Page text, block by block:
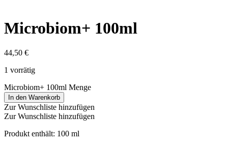
Microbiom+ 100ml
44,50 €
1 vorrätig
Microbiom+ 100ml Menge
In den Warenkorb
Zur Wunschliste hinzufügen
Zur Wunschliste hinzufügen
Produkt enthält: 100 ml